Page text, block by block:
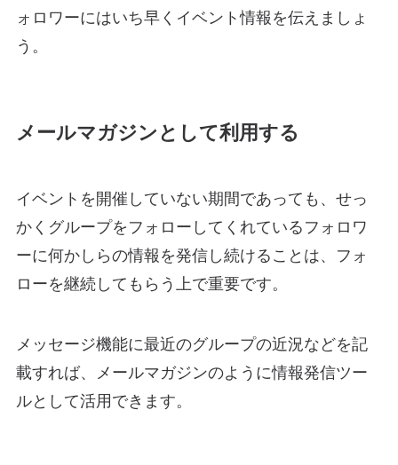
ォロワーにはいち早くイベント情報を伝えましょ
う。
メールマガジンとして利用する
イベントを開催していない期間であっても、せっ
かくグループをフォローしてくれているフォロワ
ーに何かしらの情報を発信し続けることは、フォ
ローを継続してもらう上で重要です。
メッセージ機能に最近のグループの近況などを記
載すれば、メールマガジンのように情報発信ツー
ルとして活用できます。